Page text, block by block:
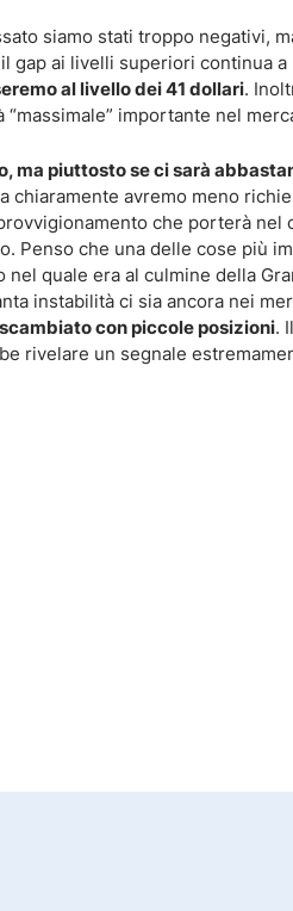
siamo stati troppo negativi,
ai livelli superiori continua
al livello dei 41 dollari.
importante nel
ma piuttosto se ci sarà
chiaramente avremo meno
che porterà nel
Penso che una delle cose più
quale era al culmine della
instabilità ci sia ancora nei
con piccole posizioni.
rivelare un segnale